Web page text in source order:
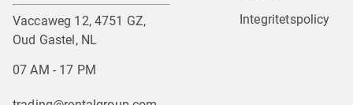
Vaccaweg 12, 4751 GZ,
Oud Gastel, NL
07 AM - 17 PM
Integritetspolicy